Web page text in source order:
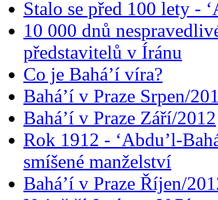
Stalo se před 100 lety -
10 000 dnů
představitelů v Íránu
Co je Bahá’í víra?
Bahá’í v Praze Srpen/
Bahá’í v Praze Září/2012
Rok 1912 - ‘Abdu’l-
smíšené manželství
Bahá’í v Praze Říjen/